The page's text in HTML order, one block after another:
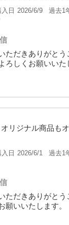
日 2026/6/9 過去1
ただきありがと
ろしくお願いいた
リジナル商品も
日 2026/6/1 過去1
ただきありがと
願いいたします。